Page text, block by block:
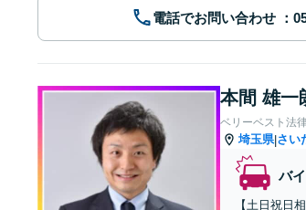
電話でお問い合わせ
本間 雄一
ベリーベスト法
埼玉県|さい
バ
【土日祝日